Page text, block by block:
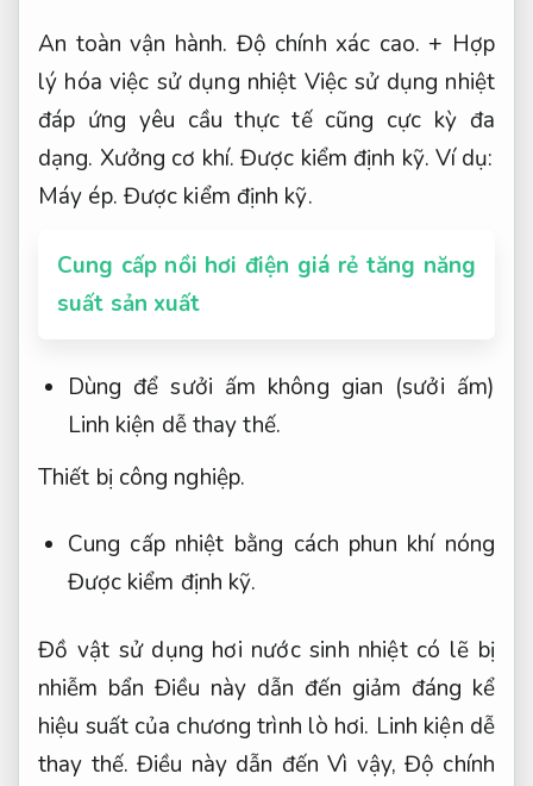
An toàn vận hành. Độ chính xác cao. + Hợp
lý hóa việc sử dụng nhiệt Việc sử dụng nhiệt
đáp ứng yêu cầu thực tế cũng cực kỳ đa
dạng. Xưởng cơ khí. Được kiểm định kỹ. Ví dụ:
Máy ép. Được kiểm định kỹ.
Cung cấp nồi hơi điện giá rẻ tăng năng
suất sản xuất
Dùng để sưởi ấm không gian (sưởi ấm)
Linh kiện dễ thay thế.
Thiết bị công nghiệp.
Cung cấp nhiệt bằng cách phun khí nóng
Được kiểm định kỹ.
Đồ vật sử dụng hơi nước sinh nhiệt có lẽ bị
nhiễm bẩn Điều này dẫn đến giảm đáng kể
hiệu suất của chương trình lò hơi. Linh kiện dễ
thay thế. Điều này dẫn đến Vì vậy,Độ chính